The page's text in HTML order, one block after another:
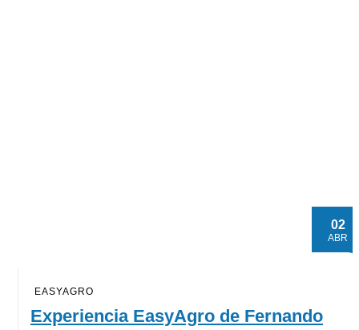
02
ABR
EASYAGRO
Experiencia EasyAgro de Fernando